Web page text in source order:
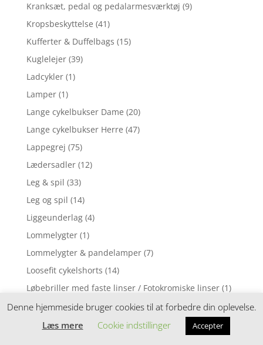
Kranksæt, pedal og pedalarmesværktøj (9)
Kropsbeskyttelse (41)
Kufferter & Duffelbags (15)
Kuglelejer (39)
Ladcykler (1)
Lamper (1)
Lange cykelbukser Dame (20)
Lange cykelbukser Herre (47)
Lappegrej (75)
Lædersadler (12)
Leg & spil (33)
Leg og spil (14)
Liggeunderlag (4)
Lommelygter (1)
Lommelygter & pandelamper (7)
Loosefit cykelshorts (14)
Løbebriller med faste linser / Fotokromiske linser (1)
Løbebriller med styrke (2)
Løbecykel (31)
Denne hjemmeside bruger cookies til at forbedre din oplevelse.
Læs mere
Cookie indstillinger Accepter